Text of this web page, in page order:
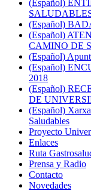
(Español)
(Español)
(Español)
CAMINO DE
(Español)
(Español)
2018
(Español)
DE
(Español)
Saludables
Proyecto
Enlaces
Ruta
Prensa y Radio
Contacto
Novedades